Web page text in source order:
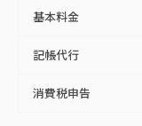
基本料金
記帳代行
消費税申告